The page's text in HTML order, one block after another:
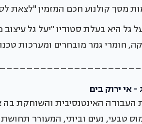
מסך קולנוע חכם המזמין "לצאת
גל היא בעלת סטודיו "יעל גל
חומרי גמר מובחרים ומערכות
- אי ירוק בים
האינטנסיבית והשוחקת בה
טבעי, נעים וביתי, המעורר תחושת